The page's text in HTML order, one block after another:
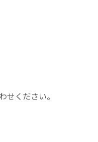
ください。